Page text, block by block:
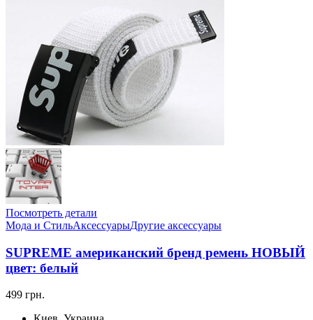
Посмотреть детали
Мода и СтильАксессуарыДругие аксессуары
SUPREME американский бренд ремень НОВЫЙ
цвет: белый
499 грн.